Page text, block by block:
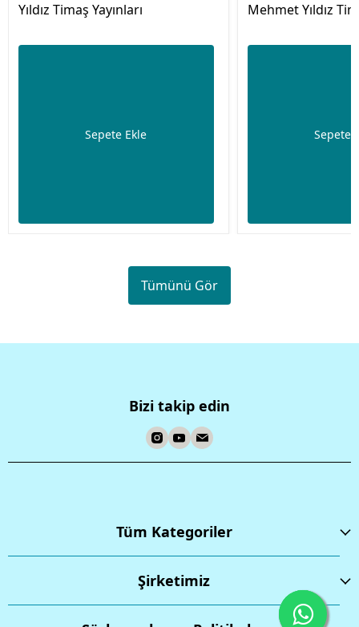
Yıldız Timaş Yayınları
Sepete Ekle
Mehmet Yıldız
Sepete
Tümünü Gör
Bizi takip edin
Tüm Kategoriler
Şirketimiz